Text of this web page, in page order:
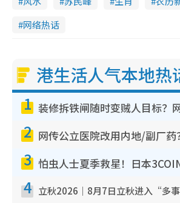
网络热话
港生活人气本地热
1
2
3
4